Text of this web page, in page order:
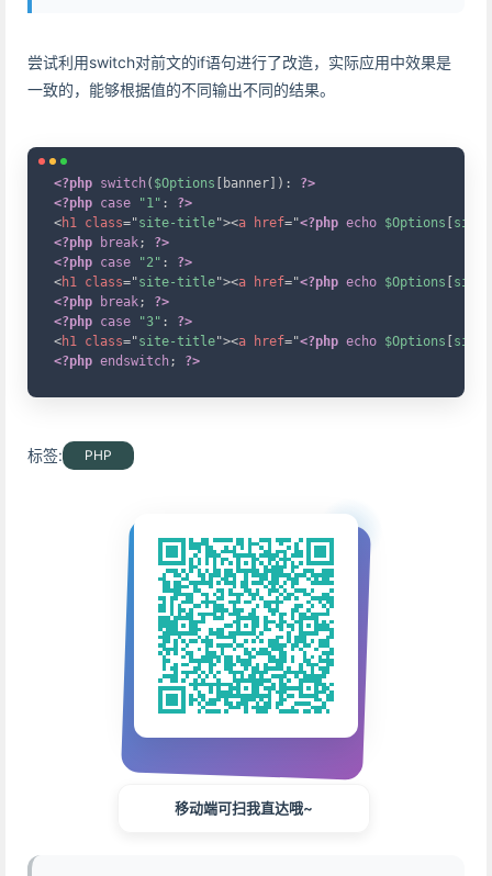
尝试利用switch对前文的if语句进行了改造，实际应用中效果是
一致的，能够根据值的不同输出不同的结果。
<?php switch( $Options banner ) :
?>
<?php case "1" :
?>
<h1 class="site-title"><a href="<?php echo $Options
<?php
break;
?>
<?php case "2" :
?>
<h1 class="site-title"><a href="<?php echo $Options
<?php
break;
?>
<?php case "3" :
?>
<h1 class="site-title"><a href="<?php echo $Options
<?php endswitch; ?>
标签: PHP
移动端可扫我直达哦~